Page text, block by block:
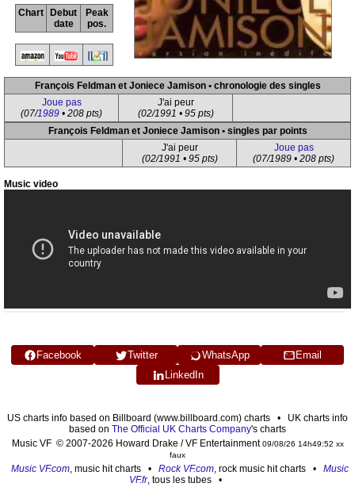
Chart
Debut
date
Peak
pos.
François Feldman et Joniece Jamison • chronologie des singles
Joue pas
(07/1989 • 208 pts)
J'ai peur
(02/1991 • 95 pts)
François Feldman et Joniece Jamison • singles par points
J'ai peur
(02/1991 • 95 pts)
Joue pas
(07/1989 • 208 pts)
Music video
Facebook Twitter WhatsApp
Email
LinkedIn
US charts info based on Billboard (www.billboard.com) charts • UK charts info
based on The Official UK Charts Company's charts
Music VF © 2007-2026 Howard Drake / VF Entertainment09/08/26 14h49:52 xx
faux
Music VF.com, music hit charts • Rock VF.com, rock music hit charts • Music
VF.fr, tous les tubes •